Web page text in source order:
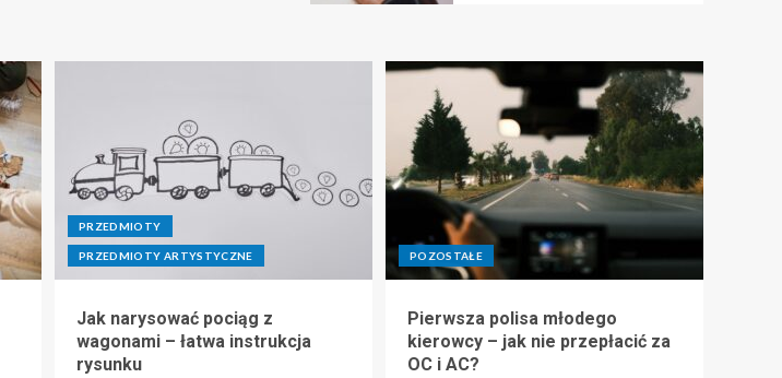
PRZEDMIOTY
PRZEDMIOTY ARTYSTYCZNE
Jak narysować pociąg z
wagonami – łatwa instrukcja
rysunku
POZOSTAŁE
Pierwsza polisa młodego
kierowcy – jak nie przepłacić za
OC i AC?